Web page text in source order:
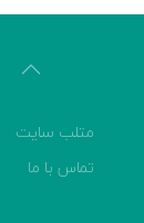
متلب سایت
تماس با ما